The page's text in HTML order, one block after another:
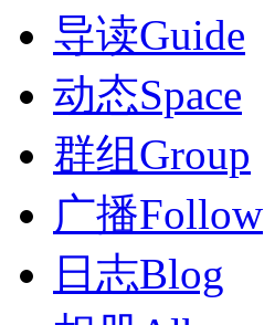
导读Guide
动态Space
群组 Group
广播Follow
日志Blog